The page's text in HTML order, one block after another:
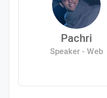
Pachri
Speaker - Web